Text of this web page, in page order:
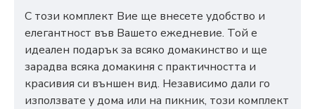
С този комплект Вие ще внесете удобство и
елегантност във Вашето ежедневие. Той е
идеален подарък за всяко домакинство и ще
зарадва всяка домакиня с практичността и
красивия си външен вид. Независимо дали го
използвате у дома или на пикник, този комплект